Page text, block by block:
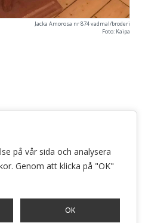
på vår sida och analysera
Genom att klicka på "OK"
OK
Jacka Amorosa nr 874 vadmal/broderi
Foto: Kaipa
Stockholm